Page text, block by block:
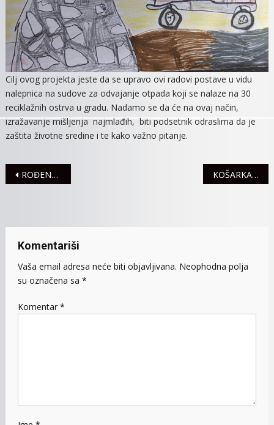
Cilj ovog projekta jeste da se upravo ovi radovi postave u vidu
nalepnica na sudove za odvajanje otpada koji se nalaze na 30
reciklažnih ostrva u gradu. Nadamo se da će na ovaj način,
izražavanje mišljenja najmlađih, biti podsetnik odraslima da je
zaštita životne sredine i te kako važno pitanje.
Navigacija
ROĐENE 23 BEBE KOŠARKAŠI SREMA MELJU SVE PRED SOBOM
Komentariši
Vaša email adresa neće biti objavljivana. Neophodna polja
su označena sa *
Komentar *